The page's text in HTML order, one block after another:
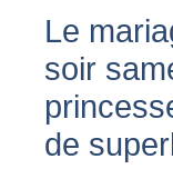
Le
soir
de